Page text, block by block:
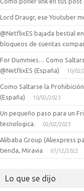
Lord Draugr, ese Youtuber
@NetflixES bajada bestial
bloqueos de cuentas
For Dummies… Como
@NetflixES (España)
10/02/
Como Saltarse la
(España)
10/02/2023
Un pequeño paso para un
tecnologica.
02/02/2023
Alibaba Group (Aliexpress
tienda, Miravia
07/12/2022
Lo que se dijo